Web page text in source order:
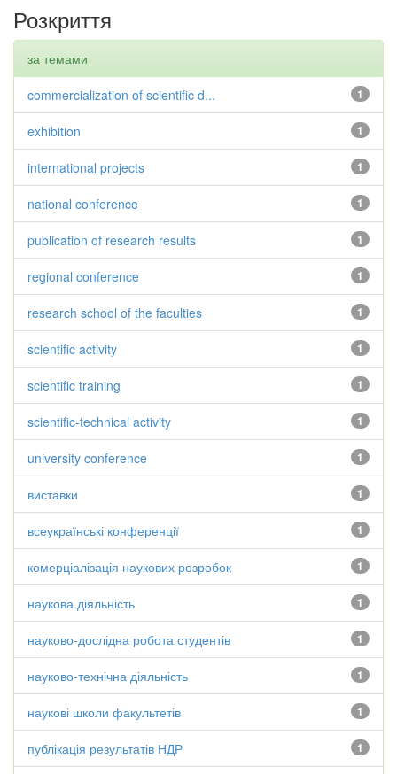
Розкриття
за темами
1
commercialization of scientific d...
1
exhibition
1
international projects
1
national conference
1
publication of research results
1
regional conference
1
research school of the faculties
1
scientific activity
1
scientific training
1
scientific-technical activity
1
university conference
1
виставки
1
всеукраїнські конференції
1
комерціалізація наукових розробок
1
наукова діяльність
1
науково-дослідна робота студентів
1
науково-технічна діяльність
1
наукові школи факультетів
1
публікація результатів НДР